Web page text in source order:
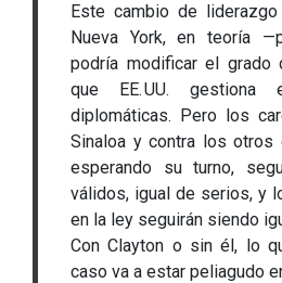
Este cambio de
Nueva York, en teoría
podría modificar el grado
que EE. UU. gestiona
diplomáticas. Pero los
Sinaloa y contra los otros
esperando su turno,
válidos, igual de serios, y
en la ley seguirán siendo
Con Clayton o sin él, lo
caso va a estar peliagudo